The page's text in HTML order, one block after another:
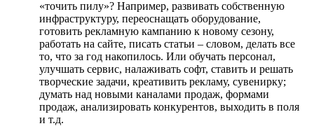
«точить пилу»? Например, развивать собственную
инфраструктуру, переоснащать оборудование,
готовить рекламную кампанию к новому сезону,
работать на сайте, писать статьи – словом, делать все
то, что за год накопилось. Или обучать персонал,
улучшать сервис, налаживать софт, ставить и решать
творческие задачи, креативить рекламу, сувенирку;
думать над новыми каналами продаж, формами
продаж, анализировать конкурентов, выходить в поля
и т.д.